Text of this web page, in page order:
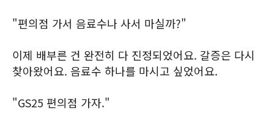
"편의점 가서 음료수나 사서 마실까?"
이제 배부른 건 완전히 다 진정되었어요. 갈증은 다시
찾아왔어요. 음료수 하나를 마시고 싶었어요.
"GS25 편의점 가자."